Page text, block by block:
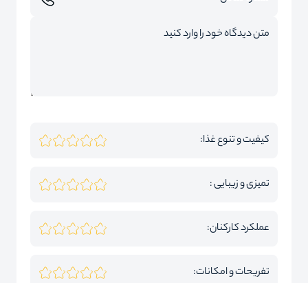
کیفیت و تنوع غذا:
تمیزی و زیبایی :
عملکرد کارکنان:
تفریحات و امکانات: